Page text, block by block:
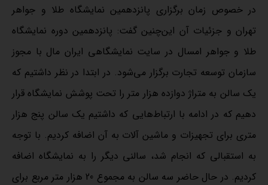
در خصوص زمان برگزاری پانزدهمین نمایشگاه طلا و جواهر
تهران و جزئیات آن این‌چنین گفت: پانزدهمین دوره نمایشگاه
طلا و جواهر امسال در سایت نمایشگاهی ایران مال با مجوز
سازمان توسعه تجارت برگزار می‌شود. در ابتدا در نظر داشتیم که
یک سالن به متراژ دوازده هزار متر را تحت پوشش نمایشگاه قرار
دهیم که در ادامه با ارتباط‌هایی که داشتیم یک سالن پنج هزار
متری برای تجهیزات و ماشین آلات به آن اضافه کردیم. با توجه
به استقبالی که انجام شد، سالنی دیگر را به نمایشگاه اضافه
کردیم. در حال حاضر سه سالن به مجموع 20 هزار متر مربع برای